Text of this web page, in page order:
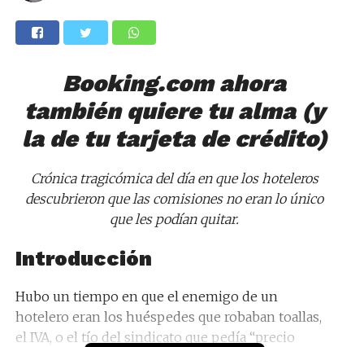
Booking.com ahora
también quiere tu alma (y
la de tu tarjeta de crédito)
Crónica tragicómica del día en que los hoteleros
descubrieron que las comisiones no eran lo único
que les podían quitar.
Introducción
Hubo un tiempo en que el enemigo de un
hotelero eran los huéspedes que robaban toallas,
el IVA, o el tío del sindicato que pedía “precio